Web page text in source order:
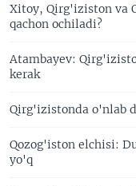
Xitoy, Qirg'iziston va
qachon ochiladi?
Atambayev:
kerak
Qirg'izistonda o'nlab
Qozog'iston elchisi:
yo'q